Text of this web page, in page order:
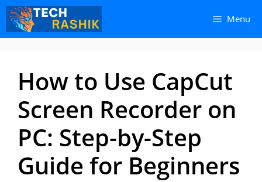
Skip
content
Skip
content
Menu
How to Use CapCut
Screen Recorder on
PC: Step-by-Step
Guide for Beginners